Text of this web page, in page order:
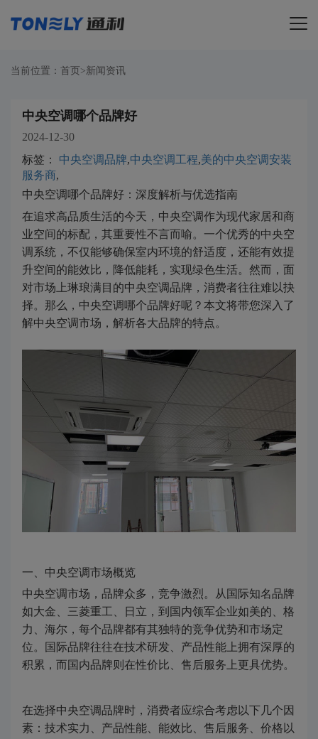
当前位置： 首页 >新闻资讯
中央空调哪个品牌好
2024-12-30
标签：
中央空调品牌,中央空调工程,美的中央空调安装
服务商,
中央空调哪个品牌好：深度解析与优选指南
在追求高品质生活的今天，中央空调作为现代家居和商
业空间的标配，其重要性不言而喻。一个优秀的中央空
调系统，不仅能够确保室内环境的舒适度，还能有效提
升空间的能效比，降低能耗，实现绿色生活。然而，面
对市场上琳琅满目的中央空调品牌，消费者往往难以抉
择。那么，中央空调哪个品牌好呢？本文将带您深入了
解中央空调市场，解析各大品牌的特点。
一、中央空调市场概览
中央空调市场，品牌众多，竞争激烈。从国际知名品牌
如大金、三菱重工、日立，到国内领军企业如美的、格
力、海尔，每个品牌都有其独特的竞争优势和市场定
位。国际品牌往往在技术研发、产品性能上拥有深厚的
积累，而国内品牌则在性价比、售后服务上更具优势。
在选择中央空调品牌时，消费者应综合考虑以下几个因
素：技术实力、产品性能、能效比、售后服务、价格以